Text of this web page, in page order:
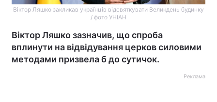
Віктор Ляшко закликав українців відсвяткувати Великдень будинку
/ фото УНІАН
Віктор Ляшко зазначив, що спроба
вплинути на відвідування церков силовими
методами призвела б до сутичок.
Реклама